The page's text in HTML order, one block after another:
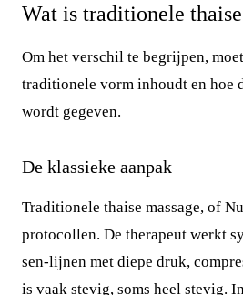
Wat is traditionele thaise
Om het verschil te begrijpen,
traditionele vorm inhoudt en hoe
wordt gegeven.
De klassieke aanpak
Traditionele thaise massage, of
protocollen. De therapeut werkt
sen-lijnen met diepe druk,
is vaak stevig, soms heel stevig.